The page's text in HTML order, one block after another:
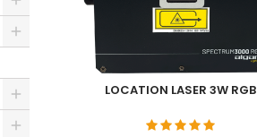
LOCATION LASER 3W RGB